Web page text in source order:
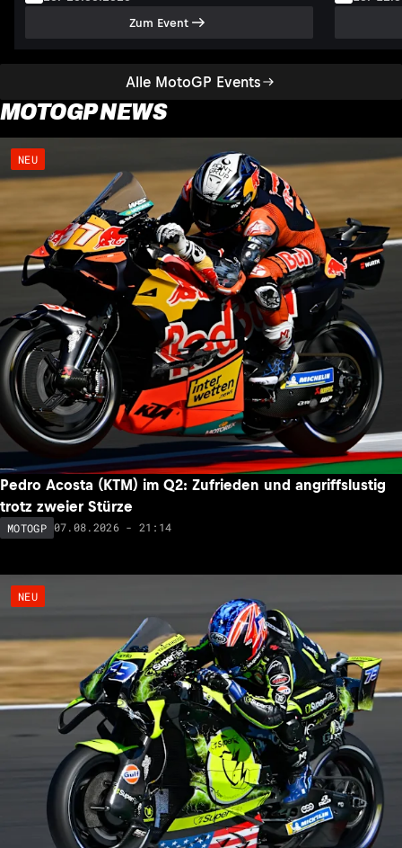
Alle MotoGP Events
Zum Event
MOTOGP NEWS
NEU
Pedro Acosta (KTM) im Q2: Zufrieden und angriffslustig
trotz zweier Stürze
MOTOGP 07.08.2026 - 21:14
NEU